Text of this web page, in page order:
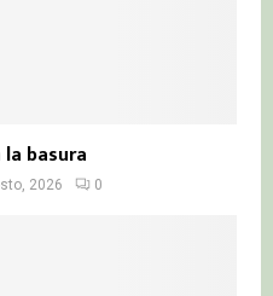
basura
2026 0